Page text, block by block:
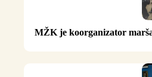
MŽK je koorganizator